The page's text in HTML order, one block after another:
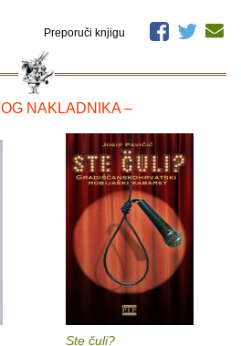
Preporuči knjigu
NAKLADNIKA –
Ste čuli?